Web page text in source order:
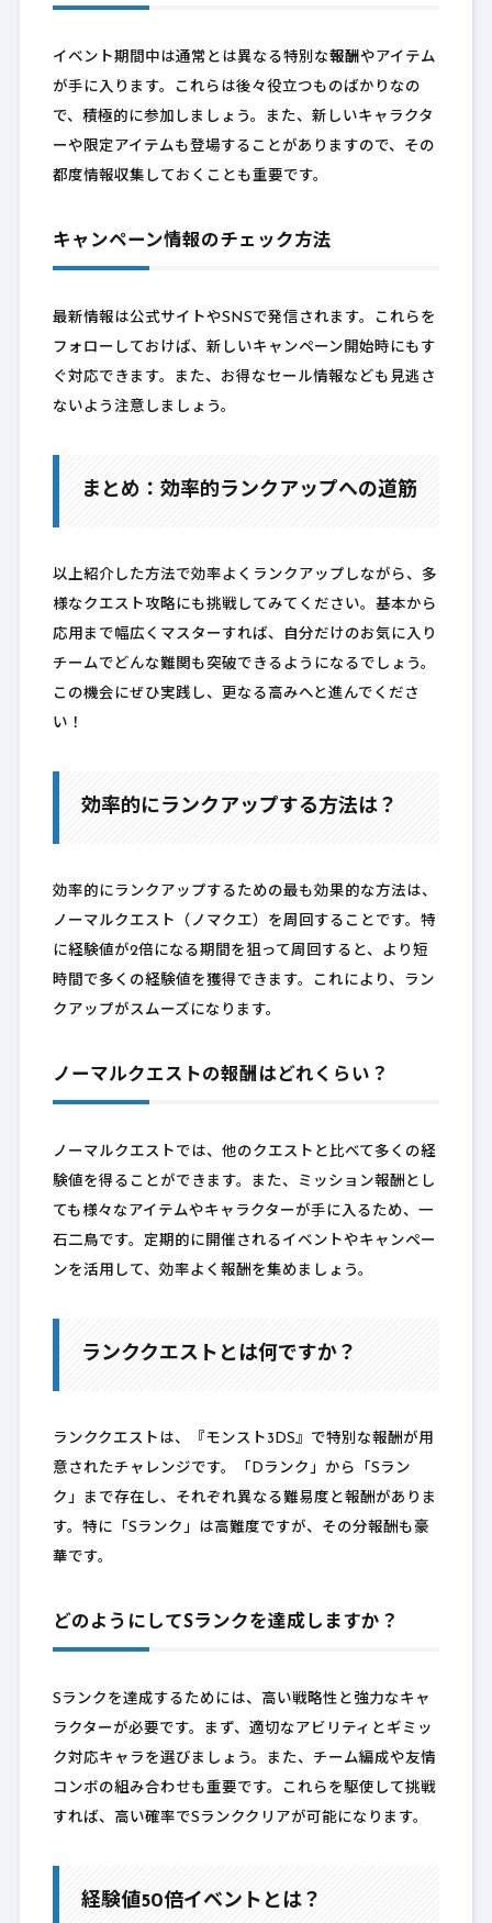
イベント期間中は通常とは異なる特別な報酬 やアイテム
が手に入ります。これらは後々役立つものばかりなの
で、積極的に参加しましょう。また、新しいキャラクタ
ーや限定アイテムも登場することがありますので、その
都度情報収集しておくことも重要です。
キャンペーン情報のチェック方法
最新情報は公式サイトやSNSで発信されます。これらを
フォローしておけば、新しいキャンペーン開始時にもす
ぐ対応できます。また、お得なセール情報なども見逃さ
ないよう注意しましょう。
まとめ：効率的ランクアップへの道筋
以上紹介した方法で効率よくランクアップしながら、多
様なクエスト攻略にも挑戦してみてください。基本から
応用まで幅広くマスターすれば、自分だけのお気に入り
チームでどんな難関も突破できるようになるでしょう。
この機会にぜひ実践し、更なる高みへと進んでくださ
い！
効率的にランクアップする方法は？
効率的にランクアップするための最も効果的な方法は、
ノーマルクエスト（ノマクエ）を周回することです。特
に経験値が2倍になる期間を狙って周回すると、より短
時間で多くの経験値を獲得できます。これにより、ラン
クアップがスムーズになります。
ノーマルクエストの報酬はどれくらい？
ノーマルクエストでは、他のクエストと比べて多くの経
験値を得ることができます。また、ミッション報酬とし
ても様々なアイテムやキャラクターが手に入るため、一
石二鳥です。定期的に開催されるイベントやキャンペー
ンを活用して、効率よく報酬を集めましょう。
ランククエストとは何ですか？
ランククエストは、『モンスト3DS』で特別な報酬が用
意されたチャレンジです。「Dランク」から「Sラン
ク」まで存在し、それぞれ異なる難易度と報酬がありま
す。特に「Sランク」は高難度ですが、その分報酬も豪
華です。
どのようにしてSランクを達成しますか？
Sランクを達成するためには、高い戦略性と強力なキャ
ラクターが必要です。まず、適切なアビリティとギミッ
ク対応キャラを選びましょう。また、チーム編成や友情
コンボの組み合わせも重要です。これらを駆使して挑戦
すれば、高い確率でSランククリアが可能になります。
経験値50倍イベントとは？